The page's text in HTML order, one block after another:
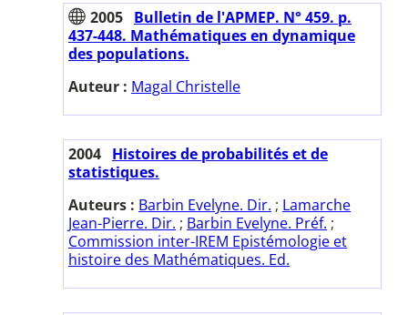
2005 Bulletin de l'APMEP. N° 459. p.
437-448. Mathématiques en dynamique
des populations.
Auteur : Magal Christelle
2004 Histoires de probabilités et de
statistiques.
Auteurs : Barbin Evelyne. Dir. ; Lamarche
Jean-Pierre. Dir. ; Barbin Evelyne. Préf. ;
Commission inter-IREM Epistémologie et
histoire des Mathématiques. Ed.